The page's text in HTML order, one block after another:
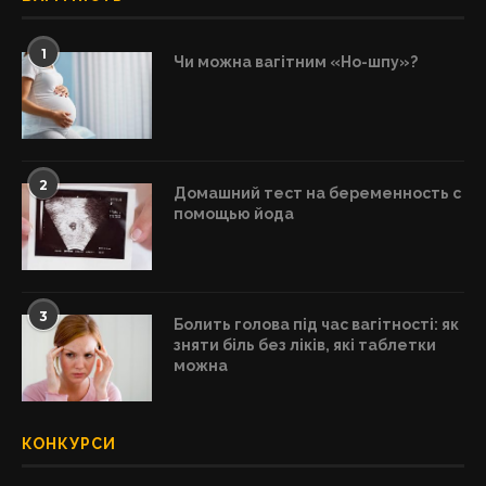
1 Чи можна вагітним «Но-шпу»?
2
Домашний тест на беременность с
помощью йода
3
Болить голова під час вагітності: як
зняти біль без ліків, які таблетки
можна
КОНКУРСИ